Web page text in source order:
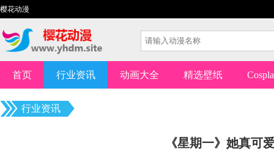
樱花动漫
首页 行业资讯 动画大全 精选壁纸
行业资讯
《星期一》她真可